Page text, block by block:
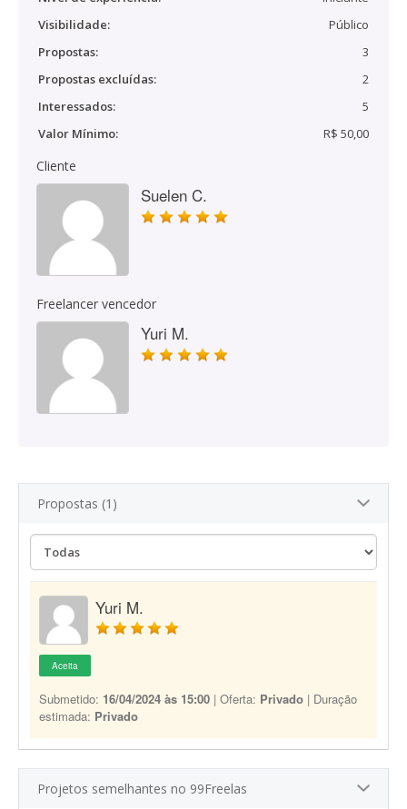
Visibilidade:
Público
Propostas:
3
Propostas excluídas:
2
Interessados:
5
Valor Mínimo:
R$ 50,00
Cliente
Suelen C.
Freelancer vencedor
Yuri M.
Propostas (1)
Yuri M.
Aceita
Submetido: 16/04/2024 às 15:00 | Oferta: Privado | Duração
estimada: Privado
Projetos semelhantes no 99Freelas